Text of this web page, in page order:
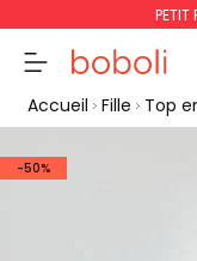
Accueil Fille Top
-50%